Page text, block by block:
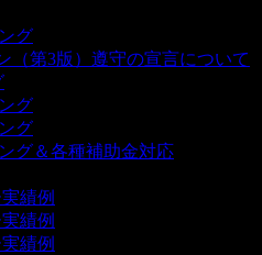
グ
（第3版）遵守の宣言について
グ
グ
グ＆各種補助金対応
績例
績例
績例
で保護されています。閲覧する
てください。